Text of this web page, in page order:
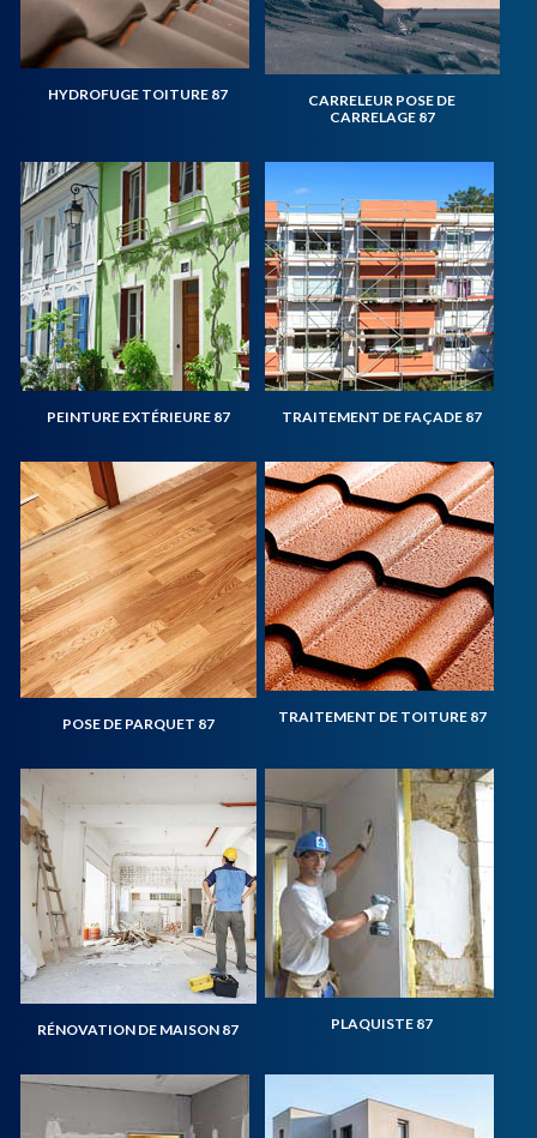
HYDROFUGE TOITURE 87
CARRELEUR POSE DE
CARRELAGE 87
PEINTURE EXTÉRIEURE 87 TRAITEMENT DE FAÇADE 87
POSE DE PARQUET 87 TRAITEMENT DE TOITURE 87
RÉNOVATION DE MAISON 87 PLAQUISTE 87